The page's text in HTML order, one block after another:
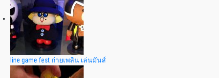
line game fest ถ่ายเพลิน เล่นมันส์